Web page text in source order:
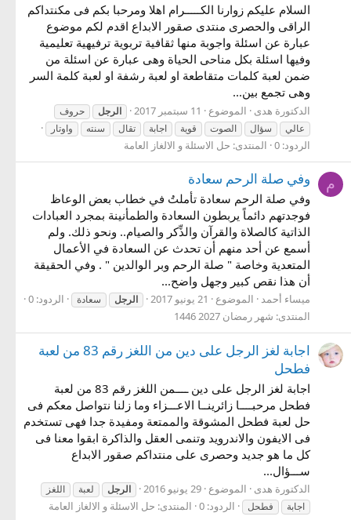
السلام عليكم زوارنا الكـــــرام اهلا ومرحبا بكم فى مكنتداكم
الراقى والحصرى منتدى صقور الابداع اقدم لكم موضوع
عبارة عن اسئلة واجوبة منها ثقافية تربوية ترفيهية تعليمية
وفيها اسئلة بكل مناحى الحياة وهى عبارة عن اسئلة من
ضمن لعبة كلمات متقاطعة او لعبة رشفة او لعبة كلمة السر
وهى تجمع بين...
الدكتورة هدى الموضوع 11 سبتمبر 2017 الرجل
حروف
عالي
سؤال الصوت قوية اجابة تقال سنته واوتار
الردود: 0 المنتدى: حل الاسئلة و الالغاز العامة
م وفي صلة الرحم سعادة
وفي صلة الرحم سعادة تأملتُ في خطاب بعض الوعاظ
فوجدتهم دائماً يربطون السعادة والطمأنينة بمجرد العبادات
الذاتية كالصلاة والقرآن والذِّكر والصيام.. ونحو ذلك. ولم
أسمع عن أحد منهم أن تحدث عن السعادة في الأعمال
المتعدية وخاصة " صلة الرحم وبر الوالدين " . وفي الحقيقة
أن هذا نقص كبير وجهل واضح...
ميساء أحمد الموضوع 21 يونيو 2017 الرجل سعادة
الردود: 0
المنتدى: شهر رمضان 2027 1446
اجابة لغز الرجل على دين من اللغز رقم 83 من لعبة
فطحل
اجابة لغز الرجل على دين ــــمن اللغز رقم 83 من لعبة
فطحل مرحبــــا زائرينــا الاعـــزاء وما زلنا نتواصل معكم فى
حل لعبة فطحل المشوقة والممتعة ومفيدة جدا فهى تستخدم
فى الايفون والاندرويد وتنمى العقل والذاكرة ابقوا معنا فى
كل ما هو جديد وحصرى على منتداكم صقور الابداع
ســـؤال...
الدكتورة هدى الموضوع 29 يونيو 2016 الرجل لعبة
اللغز
اجابة
فطحل الردود: 0 المنتدى: حل الاسئلة و الالغاز العامة